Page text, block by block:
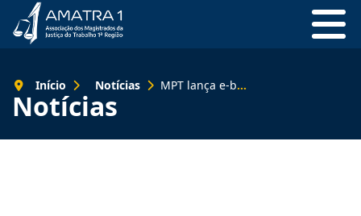
Notícias
Início Notícias MPT lança e-book sobre mediação de conflitos com foco no debate de gênero